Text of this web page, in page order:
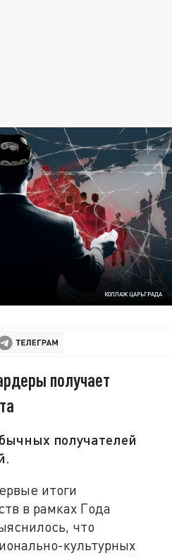
КОЛЛАЖ ЦАРЬГРАДА
получает
получателей
итоги
в рамках Года
что
культурных